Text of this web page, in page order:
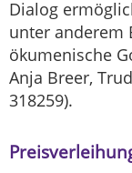
Dialog
unter anderem
ökumenische
Anja Breer,
318259).